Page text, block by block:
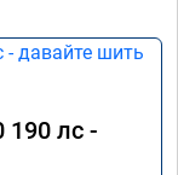
190 лс -